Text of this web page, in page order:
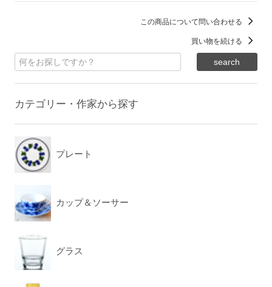
この商品について問い合わせる
買い物を続ける
カテゴリー・作家から探す
プレート
カップ＆ソーサー
グラス